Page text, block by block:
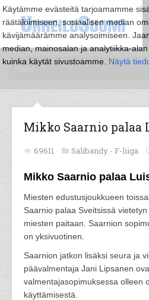
Käytämme evästeitä tarjoamamme
räätälöimiseen, sosiaalisen median
kävijämäärämme analysoimiseen.
median, mainosalan ja analytiikka-
kuinka käytät sivustoamme. Näytä
Mikko Saarnio palaa
69611 Salibandy - F-liiga
Mikko Saarnio palaa
Miesten edustusjoukkueen
Saarnio palaa Sveitsissä
miesten paitaan. Saarnion
on yksivuotinen.
Saarnion jatkon lisäksi seura ja
päävalmentaja Jani Lipsanen
valmentajasopimuksessa olleen
käyttämisestä.